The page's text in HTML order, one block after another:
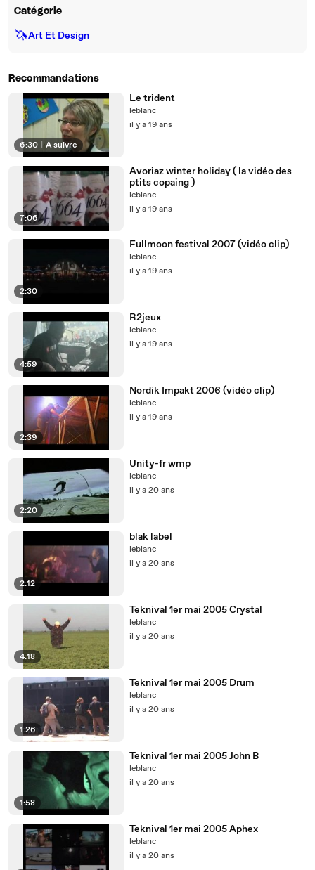
Catégorie
🦄Art Et Design
Recommandations
6:30 À suivre
Le trident
leblanc
il y a 19 ans
7:06
Avoriaz winter holiday ( la vidéo des
ptits copaing )
leblanc
il y a 19 ans
2:30
Fullmoon festival 2007 (vidéo clip)
leblanc
il y a 19 ans
4:59
R2jeux
leblanc
il y a 19 ans
2:39
Nordik Impakt 2006 (vidéo clip)
leblanc
il y a 19 ans
2:20
Unity-fr wmp
leblanc
il y a 20 ans
2:12
blak label
leblanc
il y a 20 ans
4:18
Teknival 1er mai 2005 Crystal
leblanc
il y a 20 ans
1:26
Teknival 1er mai 2005 Drum
leblanc
il y a 20 ans
1:58
Teknival 1er mai 2005 John B
leblanc
il y a 20 ans
Teknival 1er mai 2005 Aphex
leblanc
il y a 20 ans